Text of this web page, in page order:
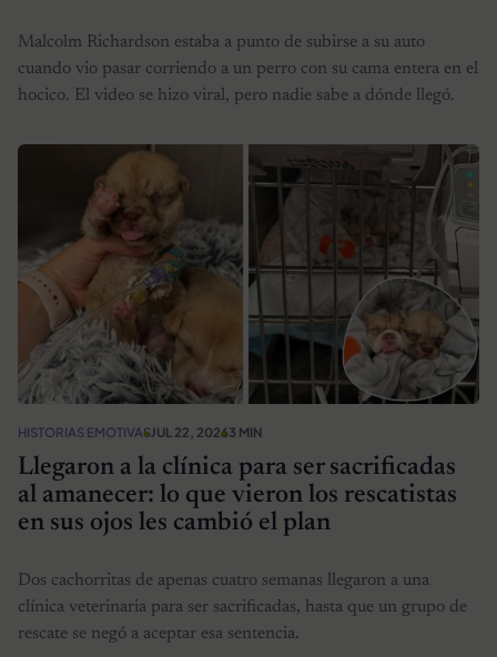
Malcolm Richardson estaba a punto de subirse a su auto
cuando vio pasar corriendo a un perro con su cama entera en el
hocico. El video se hizo viral, pero nadie sabe a dónde llegó.
HISTORIAS EMOTIVASJUL 22, 20263 MIN
Llegaron a la clínica para ser sacrificadas
al amanecer: lo que vieron los rescatistas
en sus ojos les cambió el plan
Dos cachorritas de apenas cuatro semanas llegaron a una
clínica veterinaria para ser sacrificadas, hasta que un grupo de
rescate se negó a aceptar esa sentencia.